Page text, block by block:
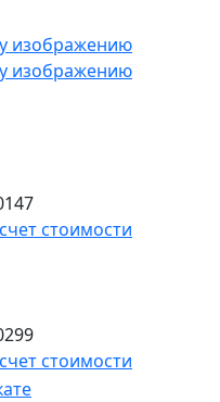
изображению
изображению
стоимости
стоимости